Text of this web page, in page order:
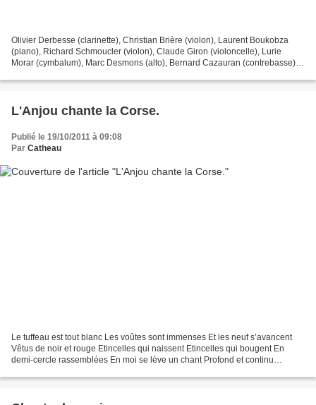
Olivier Derbesse (clarinette), Christian Brière (violon), Laurent Boukobza
(piano), Richard Schmoucler (violon), Claude Giron (violoncelle), Lurie
Morar (cymbalum), Marc Desmons (alto), Bernard Cazauran (contrebasse)
L'Anjou chante la Corse.
Publié le 19/10/2011 à 09:08
Par Catheau
Le tuffeau est tout blanc Les voûtes sont immenses Et les neuf s’avancent
Vêtus de noir et rouge Etincelles qui naissent Etincelles qui bougent En
demi-cercle rassemblées En moi se lève un chant Profond et continu